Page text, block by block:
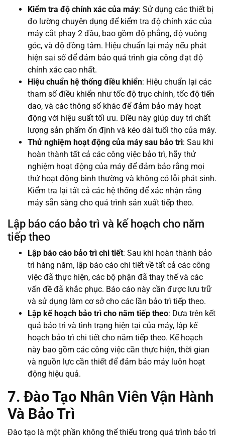
Kiểm tra độ chính xác của máy: Sử dụng các thiết bị
đo lường chuyên dụng để kiểm tra độ chính xác của
máy cắt phay 2 đầu, bao gồm độ phẳng, độ vuông
góc, và độ đồng tâm. Hiệu chuẩn lại máy nếu phát
hiện sai số để đảm bảo quá trình gia công đạt độ
chính xác cao nhất.
Hiệu chuẩn hệ thống điều khiển: Hiệu chuẩn lại các
tham số điều khiển như tốc độ trục chính, tốc độ tiến
dao, và các thông số khác để đảm bảo máy hoạt
động với hiệu suất tối ưu. Điều này giúp duy trì chất
lượng sản phẩm ổn định và kéo dài tuổi thọ của máy.
Thử nghiệm hoạt động của máy sau bảo trì: Sau khi
hoàn thành tất cả các công việc bảo trì, hãy thử
nghiệm hoạt động của máy để đảm bảo rằng mọi
thứ hoạt động bình thường và không có lỗi phát sinh.
Kiểm tra lại tất cả các hệ thống để xác nhận rằng
máy sẵn sàng cho quá trình sản xuất tiếp theo.
Lập báo cáo bảo trì và kế hoạch cho năm
tiếp theo
Lập báo cáo bảo trì chi tiết: Sau khi hoàn thành bảo
trì hàng năm, lập báo cáo chi tiết về tất cả các công
việc đã thực hiện, các bộ phận đã thay thế và các
vấn đề đã khắc phục. Báo cáo này cần được lưu trữ
và sử dụng làm cơ sở cho các lần bảo trì tiếp theo.
Lập kế hoạch bảo trì cho năm tiếp theo: Dựa trên kết
quả bảo trì và tình trạng hiện tại của máy, lập kế
hoạch bảo trì chi tiết cho năm tiếp theo. Kế hoạch
này bao gồm các công việc cần thực hiện, thời gian
và nguồn lực cần thiết để đảm bảo máy luôn hoạt
động hiệu quả.
7. Đào Tạo Nhân Viên Vận Hành
Và Bảo Trì
Đào tạo là một phần không thể thiếu trong quá trình bảo trì